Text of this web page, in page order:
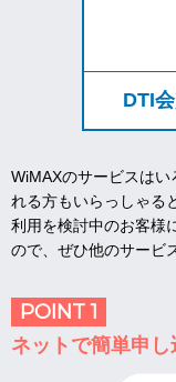
DTI
WiMAXのサービスは
れる方もいらっしゃる
利用を検討中のお客様
ので、ぜひ他のサービ
POINT 1
ネットで簡単申し